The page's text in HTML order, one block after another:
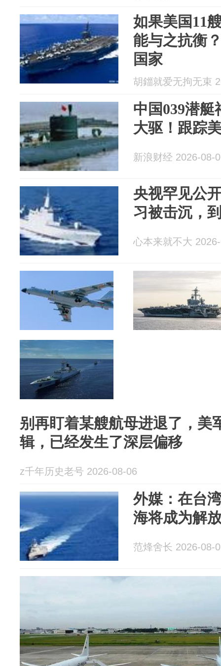
如果美国11
能与之抗衡
国家
胡鍿就爱无拘无束
中国039潜艇
大驱！跟踪
新浪财经 2026-08-
央视罕见公
习被击沉，
心本来就不大
别再盯着某艘航母进退了，美
辑，已经发生了深层偏移
z千年历史老号 2026-08-06
外媒：在台
海将成为解
范烽舍长 2026-08-